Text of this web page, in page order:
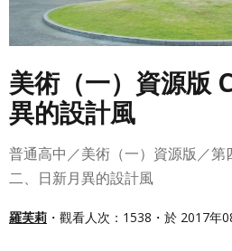
美術（一）資源版
異的設計風
普通高中／美術（一）資源版／第
二、日新月異的設計風
羅芙莉 ・觀看人次：1538・於 2017年